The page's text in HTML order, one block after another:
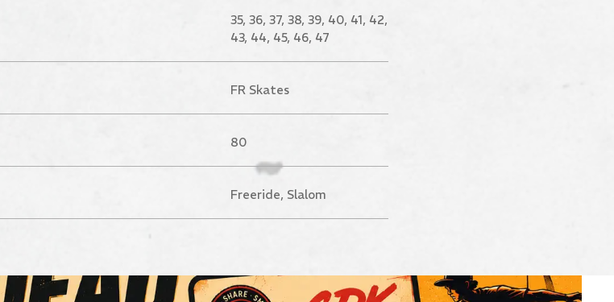
35, 36, 37, 38, 39, 40, 41, 42,
43, 44, 45, 46, 47
FR Skates
80
Freeride, Slalom